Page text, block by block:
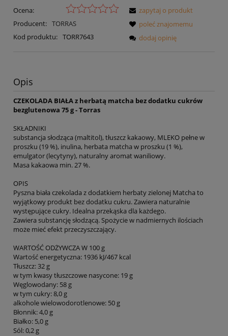
Ocena:
Producent: TORRAS
Kod produktu: TORR7643
zapytaj o produkt
poleć znajomemu
dodaj opinię
Opis
CZEKOLADA BIAŁA z herbatą matcha bez dodatku cukrów
bezglutenowa 75 g - Torras
SKŁADNIKI
substancja słodząca (maltitol), tłuszcz kakaowy, MLEKO pełne w
proszku (19 %), inulina, herbata matcha w proszku (1 %),
emulgator (lecytyny), naturalny aromat waniliowy.
Masa kakaowa min. 27 %.
OPIS
Pyszna biała czekolada z dodatkiem herbaty zielonej Matcha to
wyjątkowy produkt bez dodatku cukru. Zawiera naturalnie
występujące cukry. Idealna przekąska dla każdego.
Zawiera substancję słodzącą. Spożycie w nadmiernych ilościach
może mieć efekt przeczyszczający.
WARTOŚĆ ODŻYWCZA W 100 g
Wartość energetyczna: 1936 kJ/467 kcal
Tłuszcz: 32 g
w tym kwasy tłuszczowe nasycone: 19 g
Węglowodany: 58 g
w tym cukry: 8,0 g
alkohole wielowodorotlenowe: 50 g
Błonnik: 4,0 g
Białko: 5,0 g
Sól: 0,2 g